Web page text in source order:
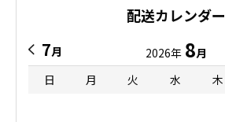
配送カレンダー
7月 2026年 8月
日
月 火 水 木